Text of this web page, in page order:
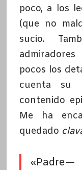
poco, a los
(que no
sucio.
pocos los
cuenta su
contenido
Me ha
quedado
«Padre—